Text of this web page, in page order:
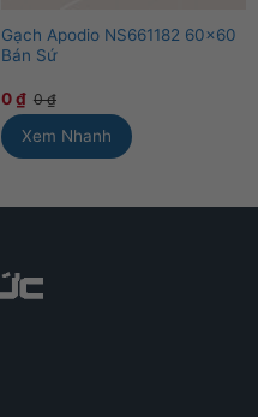
Gạch Apodio NS661182 60×60
Bán Sứ
0₫ 0₫
Xem Nhanh